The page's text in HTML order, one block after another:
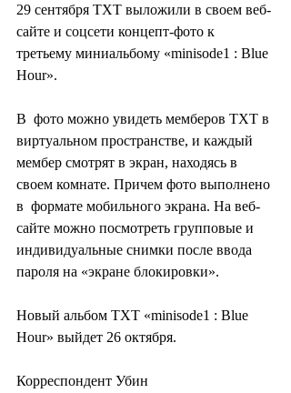
29 сентября TXT выложили в своем веб-
сайте и соцсети концепт-фото к
третьему миниальбому «minisode1 : Blue
Hour».
В  фото можно увидеть мемберов TXT в
виртуальном пространстве, и каждый
мембер смотрят в экран, находясь в
своем комнате. Причем фото выполнено
в  формате мобильного экрана. На веб-
сайте можно посмотреть групповые и
индивидуальные снимки после ввода
пароля на «экране блокировки».
Новый альбом TXT «minisode1 : Blue
Hour» выйдет 26 октября.
Корреспондент Убин